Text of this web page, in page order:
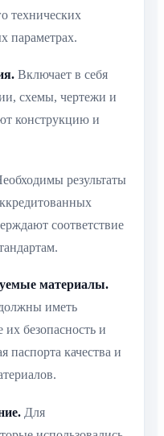
технических
параметрах.
Включает в себя
схемы, чертежи и
конструкцию и
результаты
соответствие
материалы.
иметь
безопасность и
паспорта качества и
Для